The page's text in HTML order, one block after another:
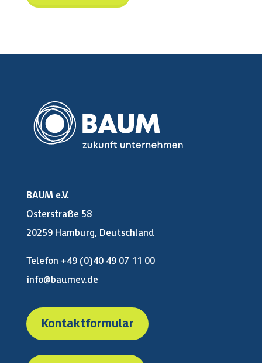
BAUM e.V.
Osterstraße 58
20259 Hamburg, Deutschland
Telefon +49 (0)40 49 07 11 00
info@baumev.de
Kontaktformular